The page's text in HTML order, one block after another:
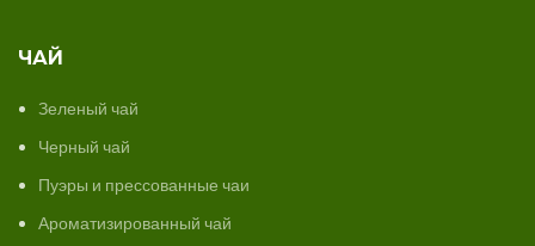
ЧАЙ
Зеленый чай
Черный чай
Пуэры и прессованные чаи
Ароматизированный чай